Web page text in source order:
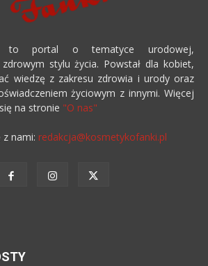
to portal o tematyce urodowej,
stylu życia. Powstał dla kobiet,
wiedzę z zakresu zdrowia i urody oraz
życiowym z innymi. Więcej
na stronie "O nas"
nami: redakcja@kosmetykofanki.pl